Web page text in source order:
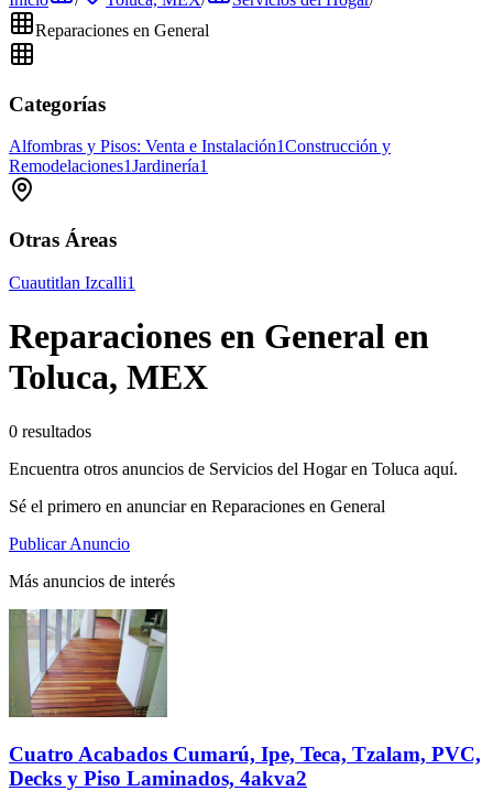
Reparaciones en General
Categorías
Alfombras y Pisos: Venta e Instalación1Construcción y
Remodelaciones1Jardinería1
Otras Áreas
Cuautitlan Izcalli1
Reparaciones en General en
Toluca, MEX
0 resultados
Encuentra otros anuncios de Servicios del Hogar en Toluca aquí.
Sé el primero en anunciar en Reparaciones en General
Publicar Anuncio
Más anuncios de interés
Cuatro Acabados Cumarú, Ipe, Teca, Tzalam, PVC,
Decks y Piso Laminados, 4akva2